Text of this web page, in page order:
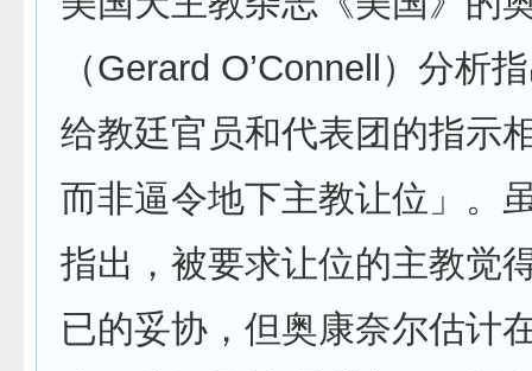
（Gerard O’Connell）分析
给教廷官员和代表团的指示
而非逼令地下主教让位」。
指出，被要求让位的主教觉
已的妥协，但奥康奈尔估计